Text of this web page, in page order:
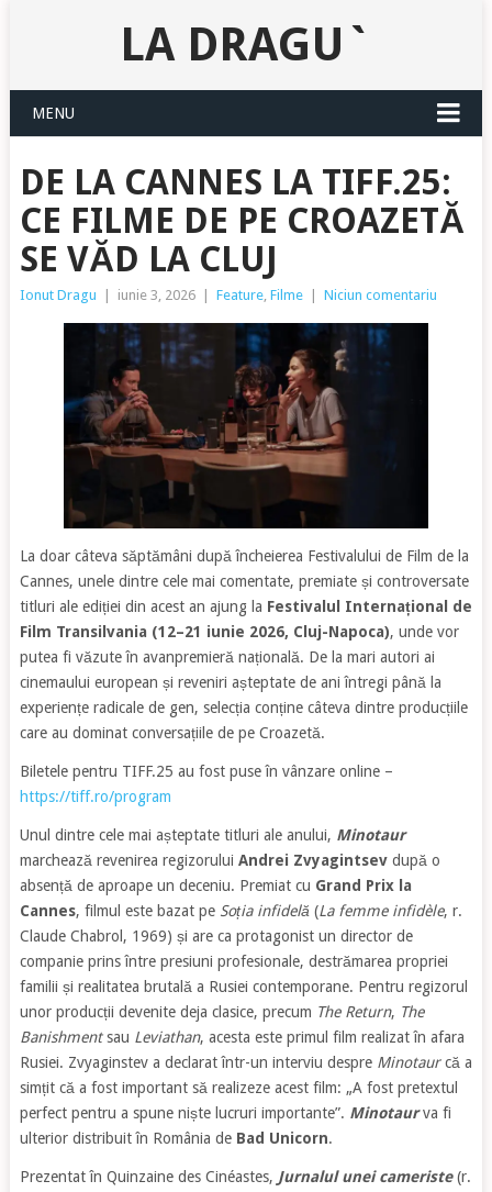
LA DRAGU`
MENU
DE LA CANNES LA TIFF.25:
CE FILME DE PE CROAZETĂ
SE VĂD LA CLUJ
Ionut Dragu iunie 3, 2026 Feature, Filme Niciun comentariu
La doar câteva săptămâni după încheierea Festivalului de Film de la
Cannes, unele dintre cele mai comentate, premiate și controversate
titluri ale ediției din acest an ajung la Festivalul Internațional de
Film Transilvania (12–21 iunie 2026, Cluj-Napoca), unde vor
putea fi văzute în avanpremieră națională. De la mari autori ai
cinemaului european și reveniri așteptate de ani întregi până la
experiențe radicale de gen, selecția conține câteva dintre producțiile
care au dominat conversațiile de pe Croazetă.
Biletele pentru TIFF.25 au fost puse în vânzare online –
https://tiff.ro/program
​​Unul dintre cele mai așteptate titluri ale anului, Minotaur
marchează revenirea regizorului Andrei Zvyagintsevdupă o
absență de aproape un deceniu. Premiat cu Grand Prix la
Cannes, filmul este bazat peSoția infidelă(La femme infidèle, r.
Claude Chabrol, 1969) și are ca protagonist un director de
companie prins între presiuni profesionale, destrămarea propriei
familii și realitatea brutală a Rusiei contemporane. Pentru regizorul
unor producții devenite deja clasice, precum The Return, The
Banishmentsau Leviathan, acesta este primul film realizat în afara
Rusiei. Zvyaginstev a declarat într-un interviu despre Minotaurcă a
simțit că a fost important să realizeze acest film: „A fost pretextul
perfect pentru a spune niște lucruri importante”. Minotaurva fi
ulterior distribuit în România de Bad Unicorn.
Prezentat în Quinzaine des Cinéastes, Jurnalul unei cameriste(r.